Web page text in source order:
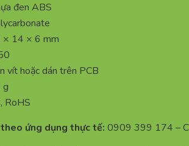
đen ABS
× 14 × 6 mm
vít hoặc dán trên PCB
g
RoHS
ứng dụng thực tế: 0909 399 174 –